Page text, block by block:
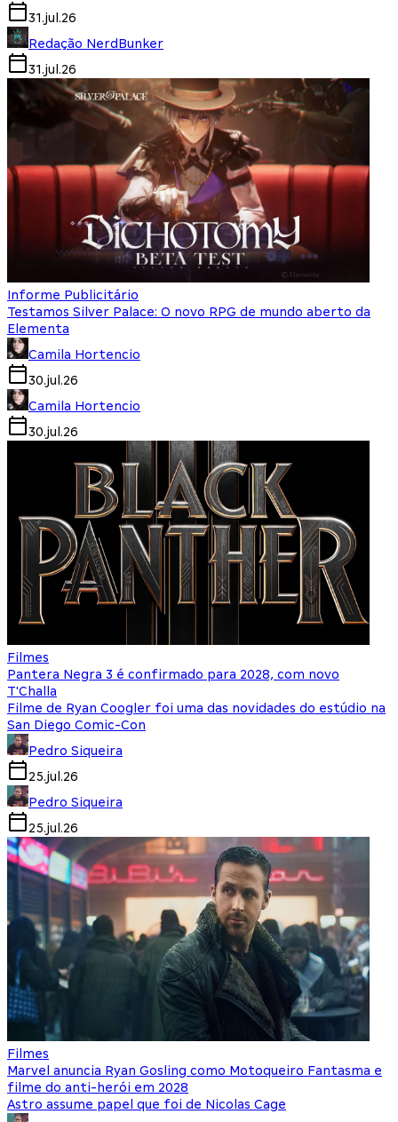
31.jul.26
Redação NerdBunker
31.jul.26
Informe Publicitário
Testamos Silver Palace: O novo RPG de mundo aberto da
Elementa
Camila Hortencio
30.jul.26
Camila Hortencio
30.jul.26
Filmes
Pantera Negra 3 é confirmado para 2028, com novo
T'Challa
Filme de Ryan Coogler foi uma das novidades do estúdio na
San Diego Comic-Con
Pedro Siqueira
25.jul.26
Pedro Siqueira
25.jul.26
Filmes
Marvel anuncia Ryan Gosling como Motoqueiro Fantasma e
filme do anti-herói em 2028
Astro assume papel que foi de Nicolas Cage